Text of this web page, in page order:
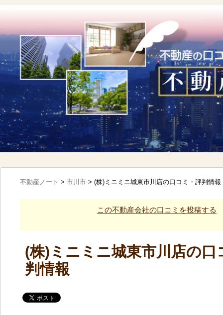
不動産ノート > 市川市 > (株)ミニミニ城東市川店の口コミ・評判情報
この不動産会社の口コミを投稿する
(株)ミニミニ城東市川店の口
判情報